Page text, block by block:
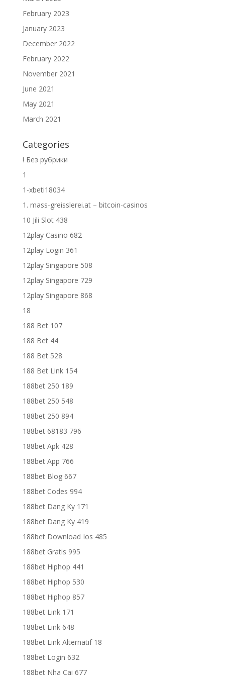
February 2023
January 2023
December 2022
February 2022
November 2021
June 2021
May 2021
March 2021
Categories
! Без рубрики
1
1-xbeti18034
1. mass-greisslerei.at – bitcoin-casinos
10 Jili Slot 438
12play Casino 682
12play Login 361
12play Singapore 508
12play Singapore 729
12play Singapore 868
18
188 Bet 107
188 Bet 44
188 Bet 528
188 Bet Link 154
188bet 250 189
188bet 250 548
188bet 250 894
188bet 68183 796
188bet Apk 428
188bet App 766
188bet Blog 667
188bet Codes 994
188bet Dang Ky 171
188bet Dang Ky 419
188bet Download Ios 485
188bet Gratis 995
188bet Hiphop 441
188bet Hiphop 530
188bet Hiphop 857
188bet Link 171
188bet Link 648
188bet Link Alternatif 18
188bet Login 632
188bet Nha Cai 677